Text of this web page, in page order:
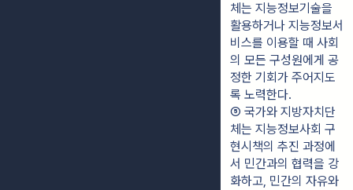
체는 지능정보기술을
활용하거나 지능정보서
비스를 이용할 때 사회
의 모든 구성원에게 공
정한 기회가 주어지도
록 노력한다.
⑤ 국가와 지방자치단
체는 지능정보사회 구
현시책의 추진 과정에
서 민간과의 협력을 강
화하고, 민간의 자유와